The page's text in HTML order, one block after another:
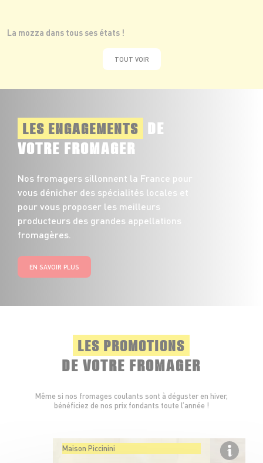
La mozza dans tous ses états !
TOUT VOIR
LES ENGAGEMENTS DE
VOTRE FROMAGER
Nos fromagers sillonnent la France pour
vous dénicher des spécialités locales et
pour vous proposer les meilleurs
producteurs des grandes appellations
fromagères.
EN SAVOIR PLUS
LES PROMOTIONS
DE VOTRE FROMAGER
Même si nos fromages coulants sont à déguster en hiver,
bénéficiez de nos prix fondants toute l’année !
Maison Piccinini